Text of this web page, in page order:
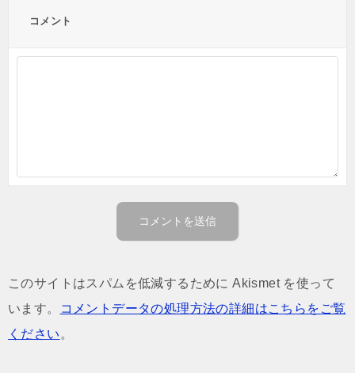
コメント
このサイトはスパムを低減するために Akismet を使って
います。
コメントデータの処理方法の詳細はこちらをご覧
ください 。